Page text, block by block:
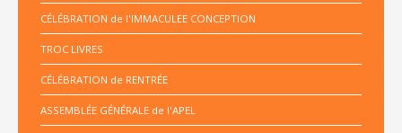
CÉLÉBRATION de l'IMMACULEE CONCEPTION
TROC LIVRES
CÉLÉBRATION de RENTRÉE
ASSEMBLÉE GÉNÉRALE de l'APEL